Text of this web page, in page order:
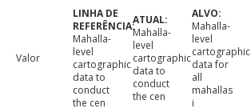
Valor
Mahalla-
level
cartographic
data to
conduct
the cen
Mahalla-
level
cartographic
data to
conduct
the cen
Mahalla-
level
cartographic
data for
all
mahallas
i